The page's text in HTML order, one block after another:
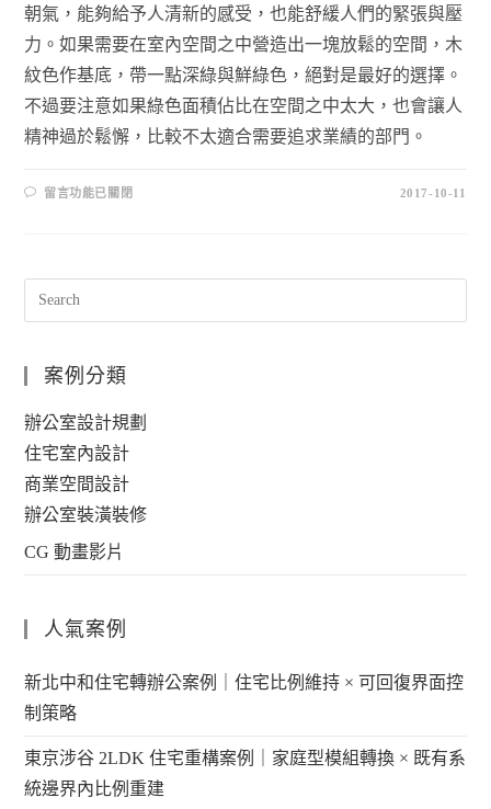
朝氣，能夠給予人清新的感受，也能舒緩人們的緊張與壓
力。如果需要在室內空間之中營造出一塊放鬆的空間，木
紋色作基底，帶一點深綠與鮮綠色，絕對是最好的選擇。
不過要注意如果綠色面積佔比在空間之中太大，也會讓人
精神過於鬆懈，比較不太適合需要追求業績的部門。
留言功能已關閉 2017-10-11
案例分類
辦公室設計規劃
住宅室內設計
商業空間設計
辦公室裝潢裝修
CG 動畫影片
人氣案例
新北中和住宅轉辦公案例｜住宅比例維持 × 可回復界面控
制策略
東京涉谷 2LDK 住宅重構案例｜家庭型模組轉換 × 既有系
統邊界內比例重建